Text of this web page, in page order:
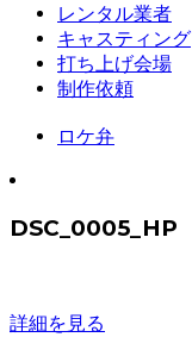
レンタル業者
キャスティング
打ち上げ会場
制作依頼
ロケ弁
DSC_0005_HP
詳細を見る